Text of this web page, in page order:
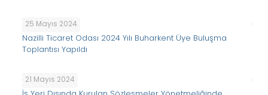
25 Mayıs 2024
Nazilli Ticaret Odası 2024 Yılı Buharkent Üye Buluşma
Toplantısı Yapıldı
21 Mayıs 2024